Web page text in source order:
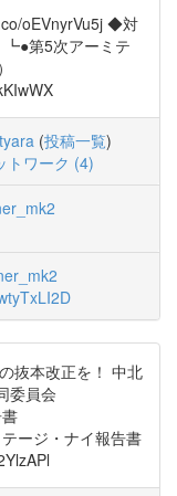
oEVnyrVu5j ◆対
┗●第5次アーミテ
(投稿一覧)
トワーク (4)
抜本改正を！ 中北
委員会
ージ・ナイ報告書